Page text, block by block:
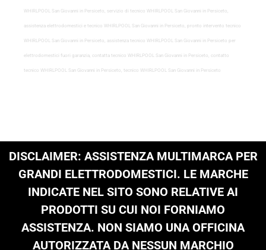
WHIRLPOOL San Giovanni in Persiceto, servizio di tecnico WHIRLPOOL San Giovanni in Persiceto,
assistenza elettrodomestici e tecnico WHIRLPOOL San Giovanni in Persiceto, pronto intervento tecnico
WHIRLPOOL San Giovanni in Persiceto, assistenza tecnico WHIRLPOOL San Giovanni in Persiceto per
elettrodomestici fuori garanzia, contatta tecnico WHIRLPOOL San Giovanni in Persiceto, contatto
tecnico WHIRLPOOL San Giovanni in Persiceto, tecnico WHIRLPOOL San Giovanni in Persiceto
DISCLAIMER: ASSISTENZA MULTIMARCA PER
GRANDI ELETTRODOMESTICI. LE MARCHE
INDICATE NEL SITO SONO RELATIVE AI
PRODOTTI SU CUI NOI FORNIAMO
ASSISTENZA. NON SIAMO UNA OFFICINA
AUTORIZZATA DA NESSUN MARCHIO